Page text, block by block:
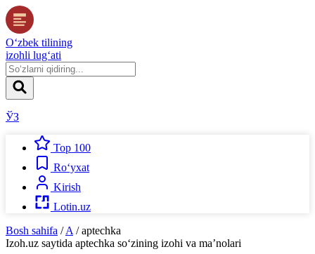
O‘zbek tilining
izohli lug‘ati
ЎЗ
Top 100
Ro‘yxat
Kirish
Lotin.uz
Bosh sahifa / A / aptechka
Izoh.uz saytida aptechka so‘zining izohi va ma’nolari